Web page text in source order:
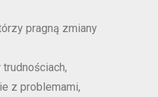
pragną zmiany
z problemami,